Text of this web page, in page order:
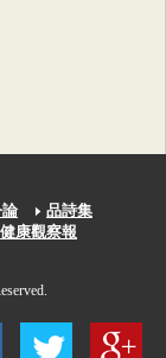
品詩集
健康觀察報